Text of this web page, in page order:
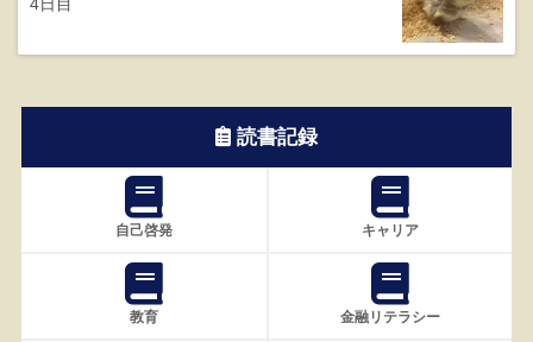
読書記録
自己啓発 キャリア
教育 金融リテラシー